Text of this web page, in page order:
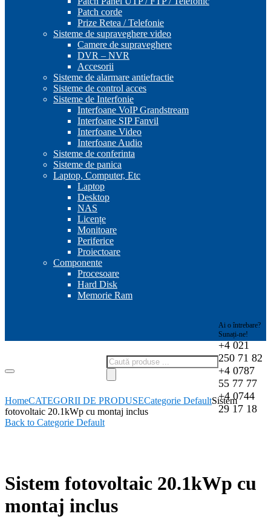
Patch corde
Prize Retea / Telefonie
Sisteme de supraveghere video
Camere de supraveghere
DVR – NVR
Accesorii
Sisteme de alarmare antiefractie
Sisteme de control acces
Sisteme de Interfonie
Interfoane VoIP Grandstream
Interfoane SIP Fanvil
Interfoane Video
Interfoane Audio
Sisteme de conferinta
Sisteme de panica
Laptop, Computer, Etc
Laptop
Desktop
NAS
Licențe
Monitoare
Periferice
Proiectoare
Componente
Procesoare
Hard Disk
Memorie Ram
Products
search
Ai o întrebare?
Sunați-ne!
+4 021
250 71 82
+4 0787
55 77 77
+4 0744
29 17 18
HomeCATEGORII DE PRODUSECategorie DefaultSistem
fotovoltaic 20.1kWp cu montaj inclus
Back to Categorie Default
Sistem fotovoltaic 20.1kWp cu
montaj inclus